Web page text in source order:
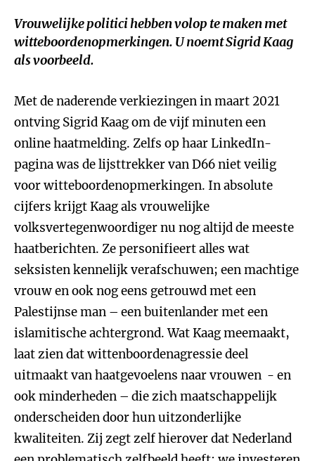
Vrouwelijke politici hebben volop te maken met
witteboordenopmerkingen. U noemt Sigrid Kaag
als voorbeeld.
Met de naderende verkiezingen in maart 2021
ontving Sigrid Kaag om de vijf minuten een
online haatmelding. Zelfs op haar LinkedIn-
pagina was de lijsttrekker van D66 niet veilig
voor witteboordenopmerkingen. In absolute
cijfers krijgt Kaag als vrouwelijke
volksvertegenwoordiger nu nog altijd de meeste
haatberichten. Ze personifieert alles wat
seksisten kennelijk verafschuwen; een machtige
vrouw en ook nog eens getrouwd met een
Palestijnse man – een buitenlander met een
islamitische achtergrond. Wat Kaag meemaakt,
laat zien dat wittenboordenagressie deel
uitmaakt van haatgevoelens naar vrouwen - en
ook minderheden – die zich maatschappelijk
onderscheiden door hun uitzonderlijke
kwaliteiten. Zij zegt zelf hierover dat Nederland